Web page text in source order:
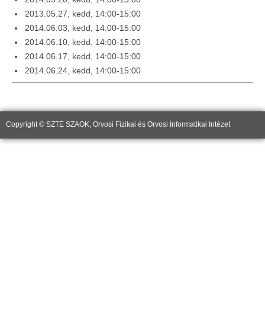
2013.05.27, kedd, 14:00-15:00
2014.06.03, kedd, 14:00-15:00
2014.06.10, kedd, 14:00-15:00
2014.06.17, kedd, 14:00-15:00
2014.06.24, kedd, 14:00-15:00
Copyright © SZTE SZAOK, Orvosi Fizikai és Orvosi Informatikai Intézet